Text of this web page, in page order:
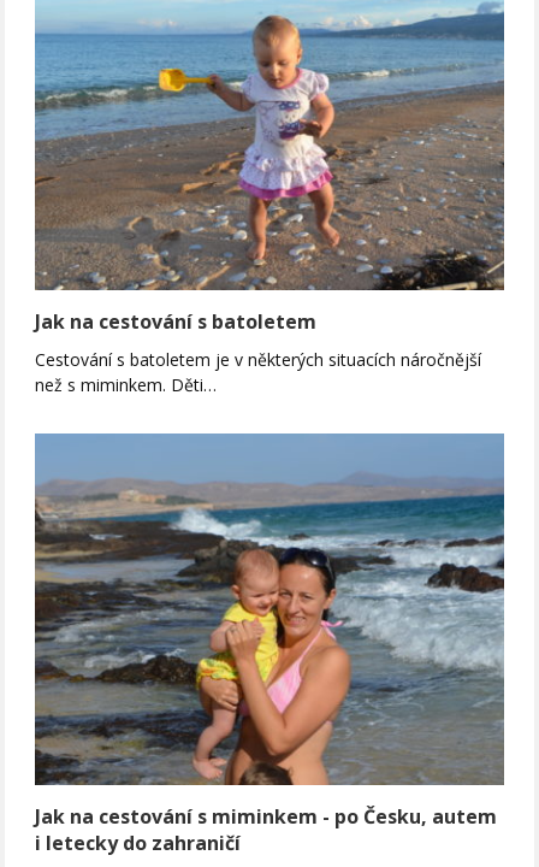
Jak na cestování s batoletem
Cestování s batoletem je v některých situacích náročnější
než s miminkem. Děti…
Jak na cestování s miminkem - po Česku, autem
i letecky do zahraničí